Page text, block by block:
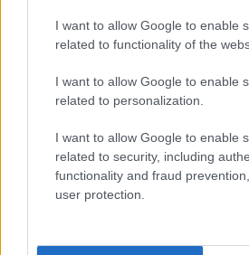
I want to allow Google to enable
related to functionality of the
I want to allow Google to enable
related to personalization.
I want to allow Google to enable
related to security, including
functionality and fraud
user protection.
Παράλληλα, οι
διαπίστωσανσημαντικές
καταθέσεις του 65χρονου .
να υποστήριξε ότι ξύπνησε
κάτι ασυνήθιστο, ενώ,
54χρονη όσο και ο
στα δωμάτιά τους.